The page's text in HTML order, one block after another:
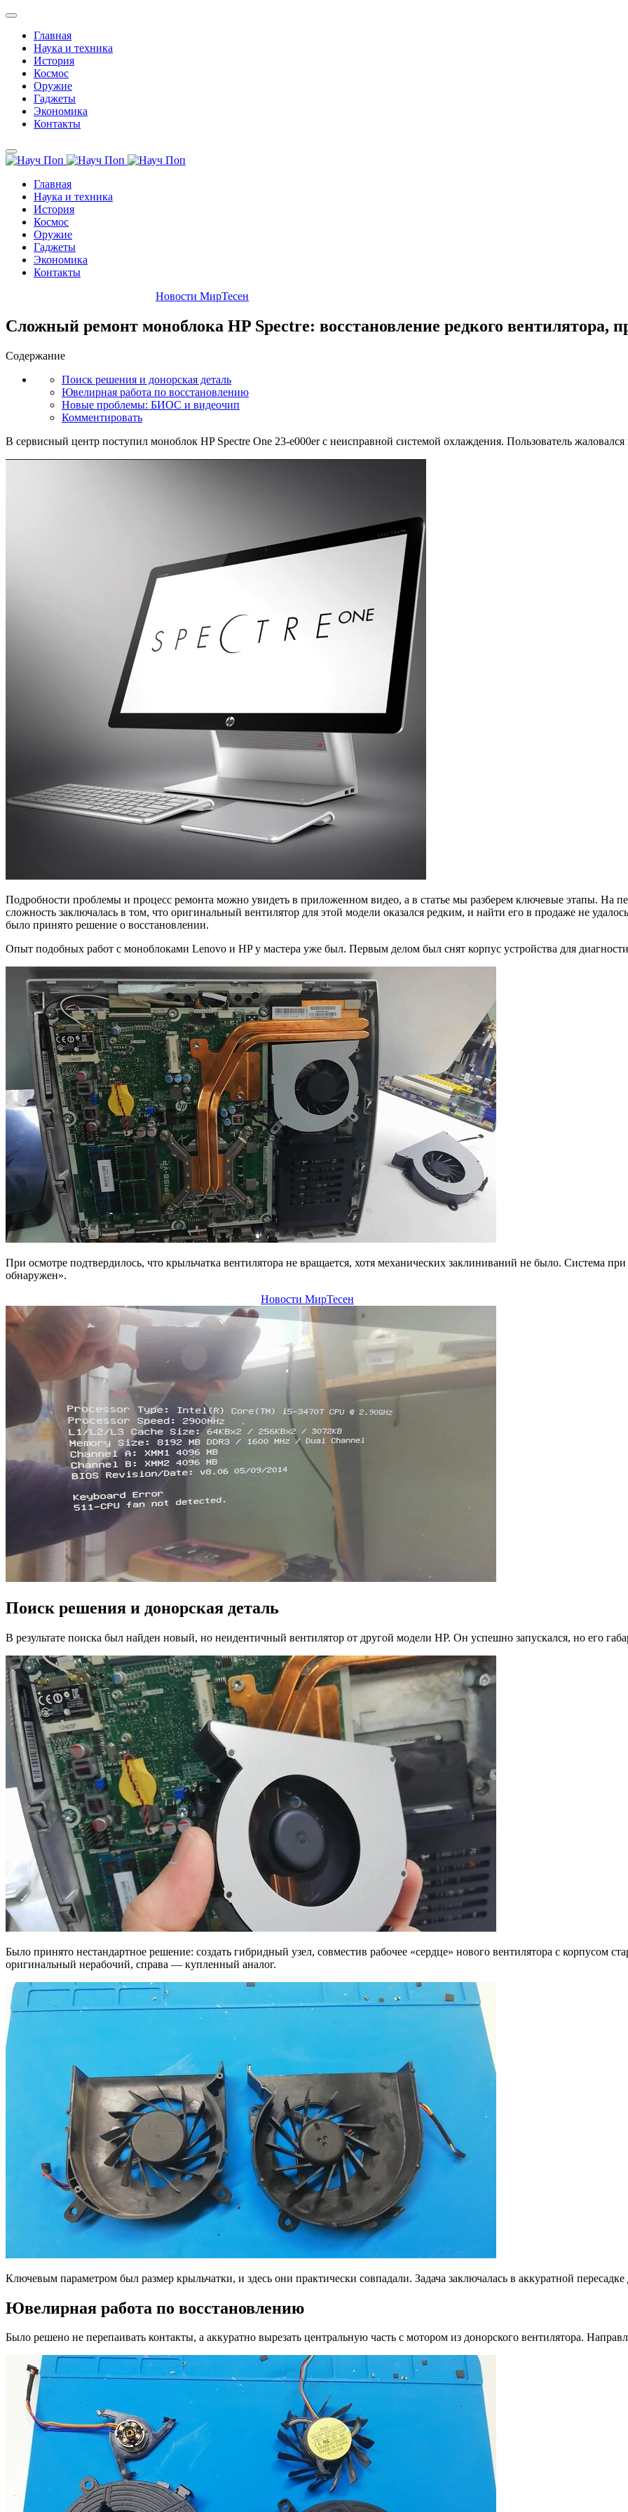
Главная
Наука и техника
История
Космос
Оружие
Гаджеты
Экономика
Контакты
Главная
Наука и техника
История
Космос
Оружие
Гаджеты
Экономика
Контакты
Новости МирТесен
Сложный ремонт моноблока HP Spectre: восстановление редкого
Содержание
Поиск решения и донорская деталь
Ювелирная работа по восстановлению
Новые проблемы: БИОС и видеочип
Комментировать
В сервисный центр поступил моноблок HP Spectre One 23-e000er с неисправной системой охлаждения. Пользователь жаловался
Подробности проблемы и процесс ремонта можно увидеть в приложенном видео, а в статье мы разберем ключевые этапы. На
сложность заключалась в том, что оригинальный вентилятор для этой модели оказался редким, и найти его в продаже не
было принято решение о восстановлении.
Опыт подобных работ с моноблоками Lenovo и HP у мастера уже был. Первым делом был снят корпус устройства для
При осмотре подтвердилось, что крыльчатка вентилятора не вращается, хотя механических заклиниваний не было. Система
обнаружен».
Новости МирТесен
Поиск решения и донорская деталь
В результате поиска был найден новый, но неидентичный вентилятор от другой модели HP. Он успешно запускался, но его
Было принято нестандартное решение: создать гибридный узел, совместив рабочее «сердце» нового вентилятора с корпусом
оригинальный нерабочий, справа — купленный аналог.
Ключевым параметром был размер крыльчатки, и здесь они практически совпадали. Задача заключалась в аккуратной
Ювелирная работа по восстановлению
Было решено не перепаивать контакты, а аккуратно вырезать центральную часть с мотором из донорского вентилятора.